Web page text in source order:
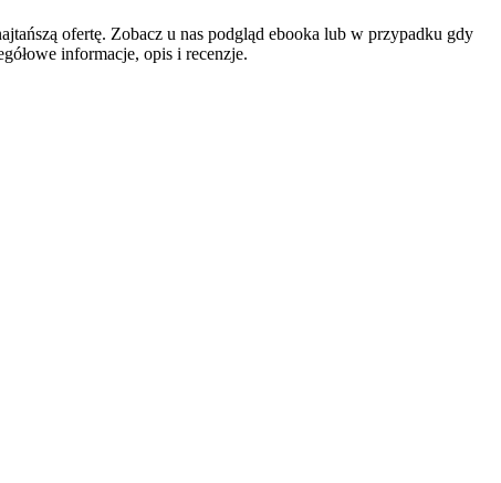
ofertę. Zobacz u nas podgląd ebooka lub w przypadku gdy
informacje, opis i recenzje.